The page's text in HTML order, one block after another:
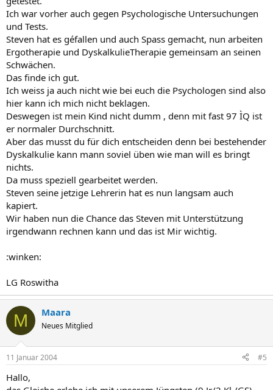
Ich war vorher auch gegen Psychologische Untersuchungen
und Tests.
Steven hat es géfallen und auch Spass gemacht, nun arbeiten
Ergotherapie und DyskalkulieTherapie gemeinsam an seinen
Schwächen.
Das finde ich gut.
Ich weiss ja auch nicht wie bei euch die Psychologen sind also
hier kann ich mich nicht beklagen.
Deswegen ist mein Kind nicht dumm , denn mit fast 97 ÌQ ist
er normaler Durchschnitt.
Aber das musst du für dich entscheiden denn bei bestehender
Dyskalkulie kann mann soviel üben wie man will es bringt
nichts.
Da muss speziell gearbeitet werden.
Steven seine jetzige Lehrerin hat es nun langsam auch
kapiert.
Wir haben nun die Chance das Steven mit Unterstützung
irgendwann rechnen kann und das ist Mir wichtig.
:winken:
LG Roswitha
M Maara
Neues Mitglied
11 Januar 2004 #5
Hallo,